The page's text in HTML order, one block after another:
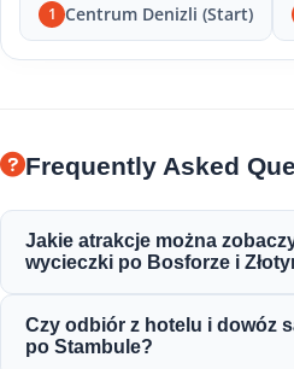
1 Centrum Denizli (Start)
Frequently Asked
Jakie atrakcje można
wycieczki po Bosforze i
Most Bosforski, Pałac
Zamek Rumeli oraz eleganckie
Czy odbiór z hotelu i dowóz
po Stambule?